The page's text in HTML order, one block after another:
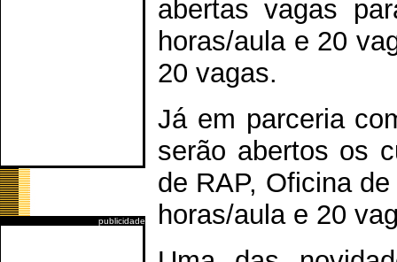
publicidade
abertas vagas
horas/aula e 20
20 vagas.
Já em parceria
serão abertos os
de RAP, Oficina
horas/aula e 20